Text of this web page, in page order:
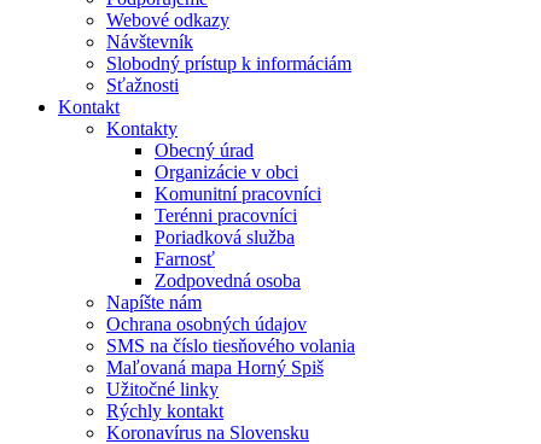
Webové odkazy
Návštevník
Slobodný prístup k informáciám
Sťažnosti
Kontakt
Kontakty
Obecný úrad
Organizácie v obci
Komunitní pracovníci
Terénni pracovníci
Poriadková služba
Farnosť
Zodpovedná osoba
Napíšte nám
Ochrana osobných údajov
SMS na číslo tiesňového volania
Maľovaná mapa Horný Spiš
Užitočné linky
Rýchly kontakt
Koronavírus na Slovensku